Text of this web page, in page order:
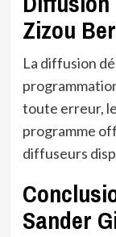
Zizou
La diffusion
toute erreur,
programme
diffuseurs
Sander